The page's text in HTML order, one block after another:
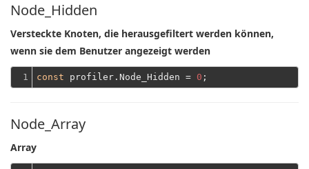
Node_Hidden
Versteckte Knoten, die herausgefiltert werden können,
wenn sie dem Benutzer angezeigt werden
1 const profiler.Node_Hidden = 0
Node_Array
Array